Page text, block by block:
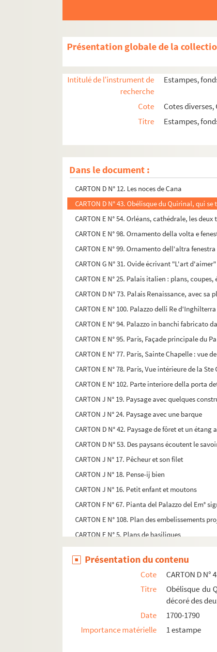
Présentation globale de la
Intitulé de l'instrument de
recherche
Estampes,
Cote
Cotes diverses,
Titre
Estampes,
Dans le document :
CARTON J N° 14. Mère entourée de ses enfants
CARTON H N° 63. Michel Ange Buonaroti, de
CARTON E N° 67. Milan, Thermes d'Hercule
CARTON G N° 3. Moïse défendant les filles de
CARTON E N° 8. Monastère Sacro Speco
CARTON D N° 65. Monument classique, vu de
CARTON H N° 22. Monument funéraire
CARTON C N° 209. Monuments sculptés
CARTON E N° 105. Naples, élévation et
CARTON E N° 106. Naples, plan et projet de
CARTON D N° 12. Les noces de Cana
CARTON D N° 43. Obélisque du Quirinal, qui
CARTON E N° 54. Orléans, cathédrale, les
CARTON E N° 98. Ornamento della volta e
CARTON E N° 99. Ornamento dell'altra
CARTON G N° 31. Ovide écrivant "L'art d'aimer"
CARTON E N° 25. Palais italien : plans,
CARTON D N° 73. Palais Renaissance, avec
CARTON E N° 100. Palazzo delli Re
CARTON E N° 94. Palazzo in banchi
CARTON E N° 95. Paris, Façade principale du
CARTON E N° 77. Paris, Sainte Chapelle : vue
CARTON E N° 78. Paris, Vue intérieure de la
CARTON E N° 102. Parte interiore della porta
CARTON J N° 19. Paysage avec quelques
CARTON J N° 24. Paysage avec une barque
CARTON D N° 42. Paysage de fôret et un
CARTON D N° 53. Des paysans écoutent le
CARTON J N° 17. Pêcheur et son filet
CARTON J N° 18. Pense-ij bien
CARTON J N° 16. Petit enfant et moutons
CARTON F N° 67. Pianta del Palazzo del Em°
CARTON E N° 108. Plan des embelissements
CARTON E N° 5. Plans de basiliques
CARTON C N° 223. Poing fermé
CARTON E N° 82. Portail de la cathédrale de
CARTON E N° 81. Portail de l'église de Notre
CARTON E N° 23. Porte monumentale à
CARTON H N° 57. Portrait de Claude de
Présentation du contenu
Cote
CARTON D N°
Titre
Obélisque du
décoré des
Date
1700-1790
Importance matérielle
1 estampe